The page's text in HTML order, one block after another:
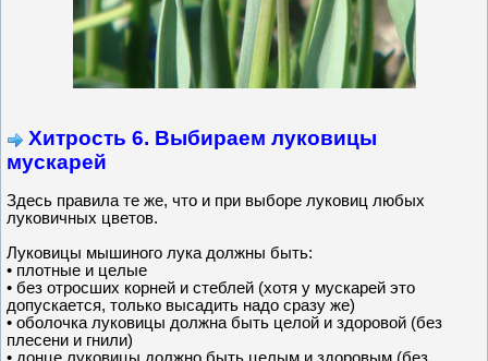
Хитрость 6. Выбираем луковицы
мускарей
Здесь правила те же, что и при выборе луковиц любых
луковичных цветов.
Луковицы мышиного лука должны быть:
• плотные и целые
• без отросших корней и стеблей (хотя у мускарей это
допускается, только высадить надо сразу же)
• оболочка луковицы должна быть целой и здоровой (без
плесени и гнили)
• донце луковицы должно быть целым и здоровым (без